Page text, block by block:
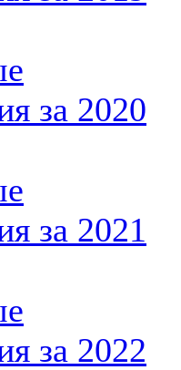
за 2020
за 2021
за 2022